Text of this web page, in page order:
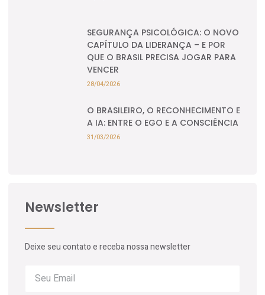
SEGURANÇA PSICOLÓGICA: O NOVO
CAPÍTULO DA LIDERANÇA – E POR
QUE O BRASIL PRECISA JOGAR PARA
VENCER
28/04/2026
O BRASILEIRO, O RECONHECIMENTO E
A IA: ENTRE O EGO E A CONSCIÊNCIA
31/03/2026
Newsletter
Deixe seu contato e receba nossa newsletter